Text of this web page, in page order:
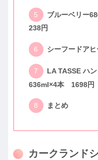
ブルーベリー
238円
シーフードア
LA TASSE ハ
636ml×4本 1698円
まとめ
カークランド